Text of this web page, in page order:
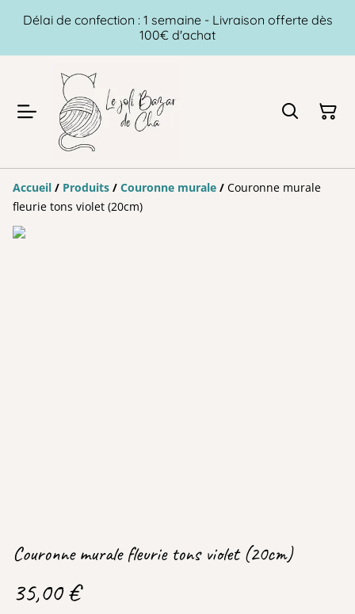
Délai de confection : 1 semaine - Livraison offerte dès
100€ d'achat
Accueil / Produits / Couronne murale / Couronne murale
fleurie tons violet (20cm)
Couronne murale fleurie tons violet (20cm)
35,00 €